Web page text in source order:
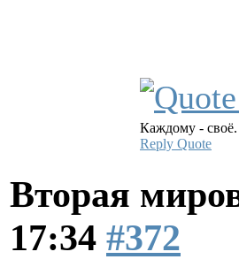
Каждому - своё.
Reply Quote
Вторая
17:34 #372